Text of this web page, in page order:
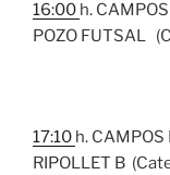
16:00 h.
POZO FUTSAL
17:10 h. CAMPOS
RIPOLLET B